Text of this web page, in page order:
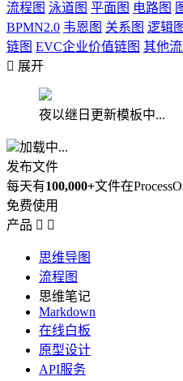
流程图 泳道图 平面图 电路图
BPMN2.0 韦恩图 关系图 逻辑图
链图 EVC企业价值链图 其他
 展开
夜以继日更新模板中...
加载中...
发布文件
每天有100,000+文件在
免费使用
产品  
思维导图
流程图
思维笔记
Markdown
在线白板
原型设计
API服务